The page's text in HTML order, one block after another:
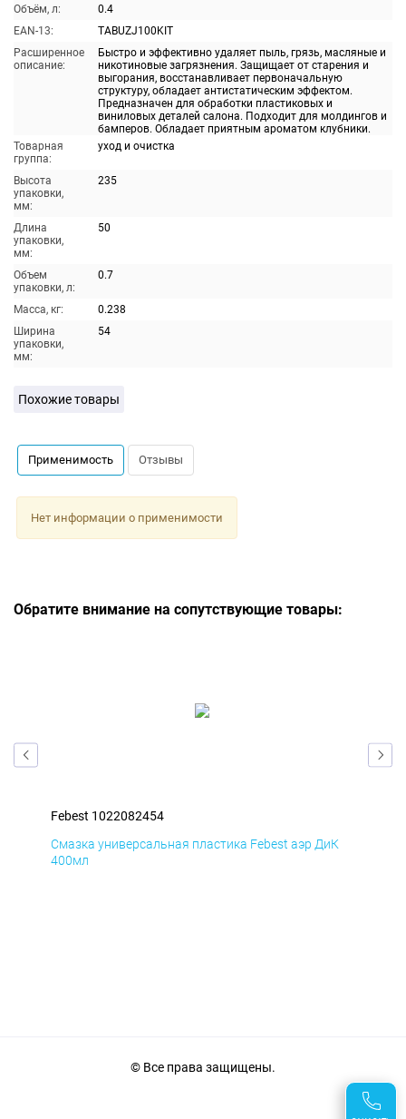
Объём, л:
0.4
EAN-13:
TABUZJ100KIT
Расширенное
описание:
Быстро и эффективно удаляет пыль, грязь, масляные и
никотиновые загрязнения. Защищает от старения и
выгорания, восстанавливает первоначальную
структуру, обладает антистатическим эффектом.
Предназначен для обработки пластиковых и
виниловых деталей салона. Подходит для молдингов и
бамперов. Обладает приятным ароматом клубники.
Товарная
группа:
уход и очистка
Высота
упаковки,
мм:
235
Длина
упаковки,
мм:
50
Объем
упаковки, л:
0.7
Масса, кг:
0.238
Ширина
упаковки,
мм:
54
Похожие товары
Применимость Отзывы
Нет информации о применимости
Обратите внимание на сопутствующие товары:
Febest 1022082454
Смазка универсальная пластика Febest аэр ДиК
400мл
© Все права защищены.